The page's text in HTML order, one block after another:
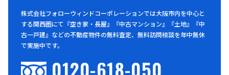
株式会社フォローウィンドコーポレーションでは大阪市内を中心と
する関西圏にて『空き家・長屋』『中古マンション』『土地』『中
古一戸建』などの不動産物件の無料査定、無料訪問相談を年中無休
で実施中です。
0120-618-050